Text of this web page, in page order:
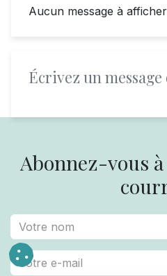
Aucun message à afficher
Écrivez un
Abonnez-vous